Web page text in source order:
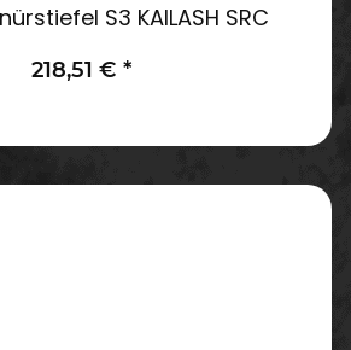
S3 KAILASH SRC
218,51 € *